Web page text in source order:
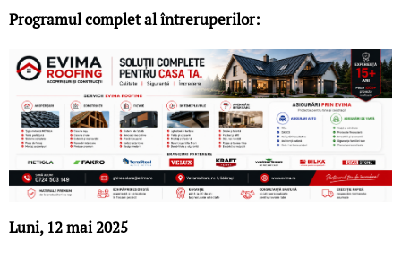
Programul complet al întreruperilor:
Luni, 12 mai 2025